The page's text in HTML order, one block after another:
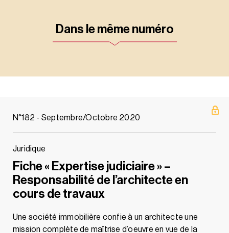
Dans le même numéro
N°182 - Septembre/Octobre 2020
Juridique
Fiche « Expertise judiciaire » –
Responsabilité de l’architecte en
cours de travaux
Une société immobilière confie à un architecte une
mission complète de maîtrise d’oeuvre en vue de la